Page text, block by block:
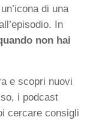
di una
In
non hai
e scopri nuovi
i podcast
cercare consigli